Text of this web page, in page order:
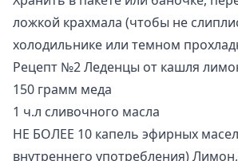
ложкой крахмала (чтобы не
холодильнике или темном
Рецепт №2 Леденцы от кашля
150 грамм меда
1 ч.л сливочного масла
НЕ БОЛЕЕ 10 капель эфирных
внутреннего употребления)